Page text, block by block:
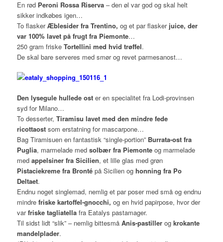
En rød Peroni Rossa Riserva– den øl var god og skal helt
sikker indkøbes igen…
To flaskerÆblesider fra Trentino, og et par flasker juice, der
var 100% lavet på frugt fra Piemonte…
250 gram friske Tortellini med hvid trøffel.
De skal bare serveres med smør og revet parmesanost…
Den lysegule hullede ost er en specialitet fra Lodi-provinsen
syd for Milano…
To desserter, Tiramisu lavet med den mindre fede
ricottaost som erstatning for mascarpone…
Bag Tiramisuen en fantastisk “single-portion” Burrata-ost fra
Puglia, marmelade med solbær fra Piemonteog marmelade
med appelsiner fra Sicilien, et lille glas med grøn
Pistaciekreme fra Brontépå Sicilien og honning fra Po
Deltaet.
Endnu noget singlemad, nemlig et par poser med små og endnu
mindre friske kartoffel-gnocchi, og en hvid papirpose, hvor der
varfriske tagliatellafra Eatalys pastamager.
Til sidst lidt “slik” – nemlig bittesmå Anis-pastillerog krokante
mandelplader.